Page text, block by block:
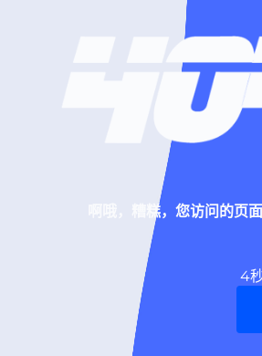
啊哦，糟糕，您访问的页
4